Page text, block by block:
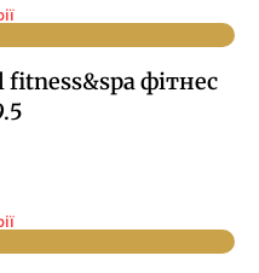
fitness&spa фітнес